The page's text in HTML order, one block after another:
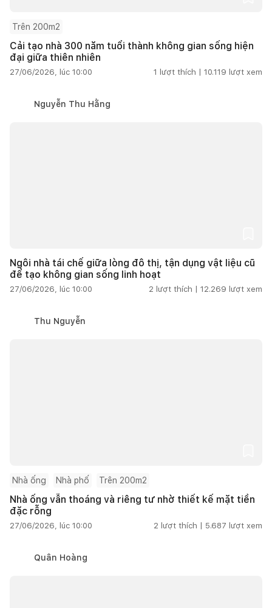
Trên 200m2
Cải tạo nhà 300 năm tuổi thành không gian sống hiện
đại giữa thiên nhiên
27/06/2026, lúc 10:00 1 lượt thích | 10.119 lượt xem
Nguyễn Thu Hằng
Ngôi nhà tái chế giữa lòng đô thị, tận dụng vật liệu cũ
để tạo không gian sống linh hoạt
27/06/2026, lúc 10:00 2 lượt thích | 12.269 lượt xem
Thu Nguyễn
Nhà ống Nhà phố Trên 200m2
Nhà ống vẫn thoáng và riêng tư nhờ thiết kế mặt tiền
đặc rỗng
27/06/2026, lúc 10:00 2 lượt thích | 5.687 lượt xem
Quân Hoàng